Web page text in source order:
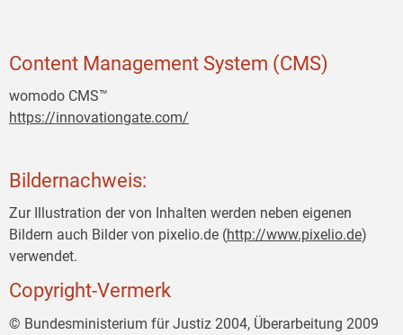
Content Management System (CMS)
womodo CMS™
https://innovationgate.com/
Bildernachweis:
Zur Illustration der von Inhalten werden neben eigenen
Bildern auch Bilder von pixelio.de (http://www.pixelio.de)
verwendet.
Copyright-Vermerk
© Bundesministerium für Justiz 2004, Überarbeitung 2009